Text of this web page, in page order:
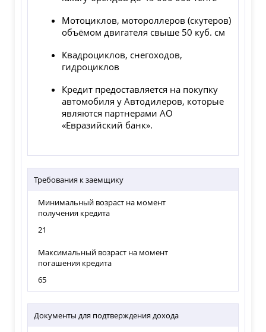
Мотоциклов, мотороллеров (скутеров)
объёмом двигателя свыше 50 куб. см
Квадроциклов, снегоходов,
гидроциклов
Кредит предоставляется на покупку
автомобиля у Автодилеров, которые
являются партнерами АО
«Евразийский банк».
Требования к заемщику
Минимальный возраст на момент
получения кредита
21
Максимальный возраст на момент
погашения кредита
65
Документы для подтверждения дохода